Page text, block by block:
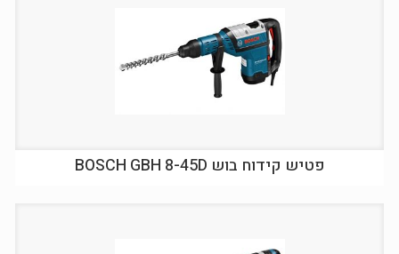
פטיש קידוח בוש BOSCH GBH 8-45D